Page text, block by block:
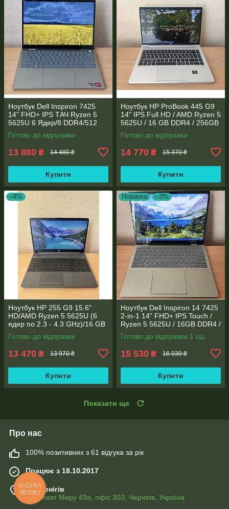
Ноутбук Dell Inspiron 7425
14" FHD+ IPS TАЧ Ryzen 5
5625U 6 Ядер/8 DDR4/512
SSD M.2/Radeon RX Vega
7/Type-C PD
Готово до відправки
13 880 ₴ 14 480 ₴
Купити
Ноутбук HP ProBook 445 G9
14" IPS Full HD / AMD Ryzen 5
5625U / 16 GB DDR4 / 256GB
SSD M.2 / AMD Radeon RX
Vega 7 / WebCam
Готово до відправки
14 770 ₴ 15 370 ₴
Купити
–4%
Ноутбук HP 255 G9 15.6"
HD/AMD Ryzen 5 5625U (6
ядер по 2.3 - 4.3 GHz)/16 GB
DDR4/256GB SSD M.2/AMD
Radeon Vega 7/Web
Готово до відправки
13 470 ₴ 13 970 ₴
Купити
Новинка –3%
Ноутбук Dell Inspiron 14 7425
2-in-1 14" FHD+ IPS Touch /
Ryzen 5 5625U / 16GB DDR4 /
512GB SSD / Radeon Vega 7 /
WebCam
Готово до відправки 1 од.
15 530 ₴ 16 030 ₴
Купити
Показати ще
Про нас
100% позитивних з 61 відгука за рік
Працює з 18.10.2017
м. Чернігів
Проспект Миру 49а, офіс 303, Чернігів, Україна
КНОПКА
ЗВ'ЯЗКУ